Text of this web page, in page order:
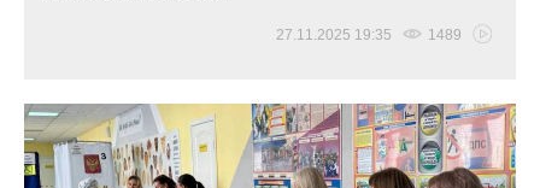
27.11.2025 19:35 1489